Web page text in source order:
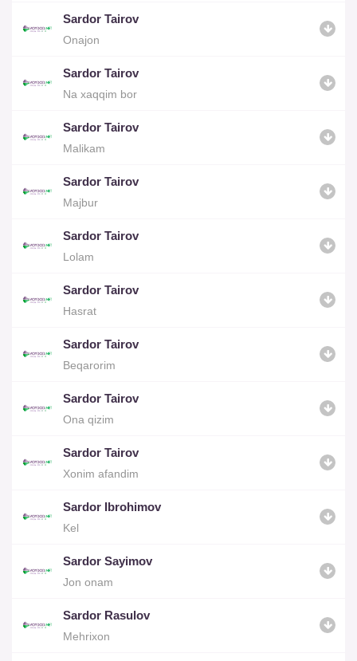
Sardor Tairov
Onajon
Sardor Tairov
Na xaqqim bor
Sardor Tairov
Malikam
Sardor Tairov
Majbur
Sardor Tairov
Lolam
Sardor Tairov
Hasrat
Sardor Tairov
Beqarorim
Sardor Tairov
Ona qizim
Sardor Tairov
Xonim afandim
Sardor Ibrohimov
Kel
Sardor Sayimov
Jon onam
Sardor Rasulov
Mehrixon